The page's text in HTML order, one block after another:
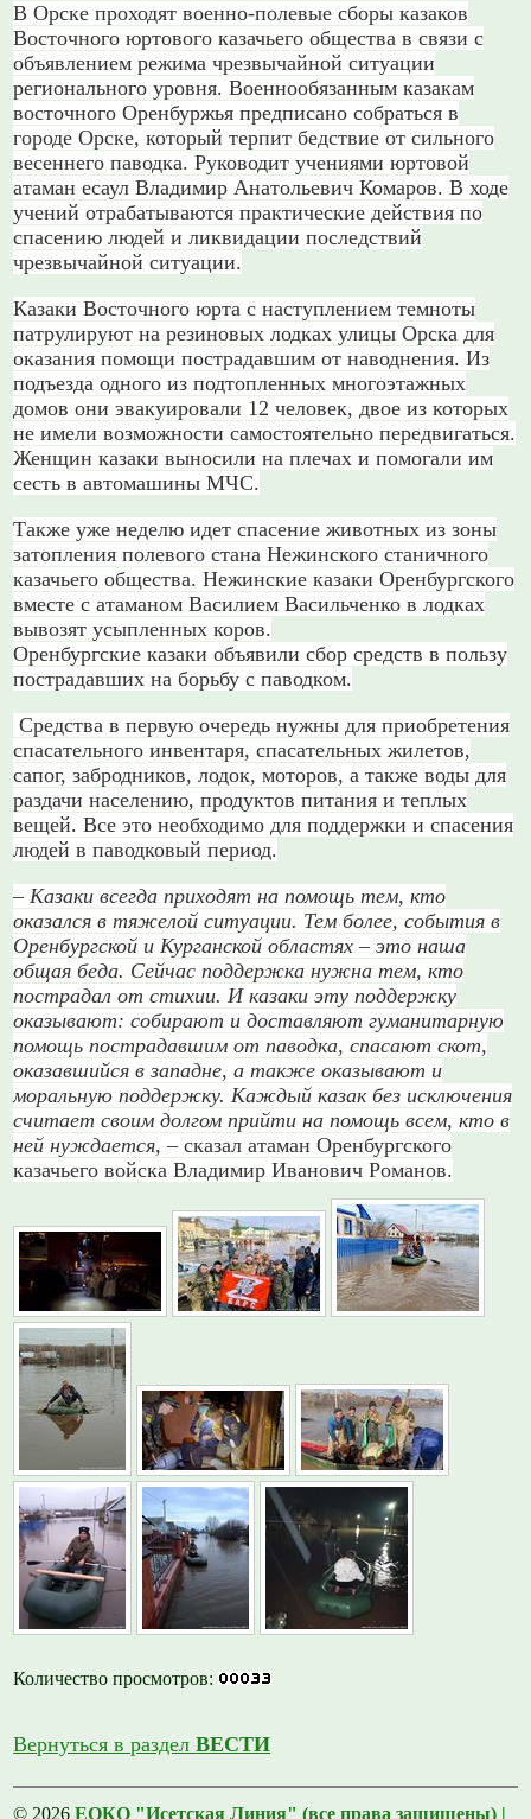
В Орске проходят военно-полевые сборы казаков
Восточного юртового казачьего общества в связи с
объявлением режима чрезвычайной ситуации
регионального уровня. Военнообязанным казакам
восточного Оренбуржья предписано собраться в
городе Орске, который терпит бедствие от сильного
весеннего паводка. Руководит учениями юртовой
атаман есаул Владимир Анатольевич Комаров. В ходе
учений отрабатываются практические действия по
спасению людей и ликвидации последствий
чрезвычайной ситуации.
Казаки Восточного юрта с наступлением темноты
патрулируют на резиновых лодках улицы Орска для
оказания помощи пострадавшим от наводнения. Из
подъезда одного из подтопленных многоэтажных
домов они эвакуировали 12 человек, двое из которых
не имели возможности самостоятельно передвигаться.
Женщин казаки выносили на плечах и помогали им
сесть в автомашины МЧС.
Также уже неделю идет спасение животных из зоны
затопления полевого стана Нежинского станичного
казачьего общества. Нежинские казаки Оренбургского
вместе с атаманом Василием Васильченко в лодках
вывозят усыпленных коров.
Оренбургские казаки объявили сбор средств в пользу
пострадавших на борьбу с паводком.
Средства в первую очередь нужны для приобретения
спасательного инвентаря, спасательных жилетов,
сапог, забродников, лодок, моторов, а также воды для
раздачи населению, продуктов питания и теплых
вещей. Все это необходимо для поддержки и спасения
людей в паводковый период.
– Казаки всегда приходят на помощь тем, кто
оказался в тяжелой ситуации. Тем более, события в
Оренбургской и Курганской областях – это наша
общая беда. Сейчас поддержка нужна тем, кто
пострадал от стихии. И казаки эту поддержку
оказывают: собирают и доставляют гуманитарную
помощь пострадавшим от паводка, спасают скот,
оказавшийся в западне, а также оказывают и
моральную поддержку. Каждый казак без исключения
считает своим долгом прийти на помощь всем, кто в
ней нуждается, – сказал атаман Оренбургского
казачьего войска Владимир Иванович Романов.
Количество просмотров:
Вернуться в разделВЕСТИ
© 2026ЕОКО "Исетская Линия" (все права защищены) |